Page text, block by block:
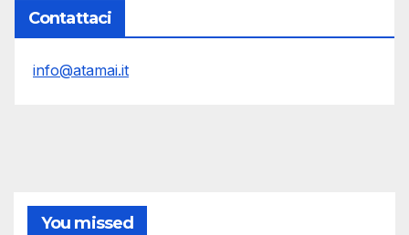
Contattaci
info@atamai.it
You missed